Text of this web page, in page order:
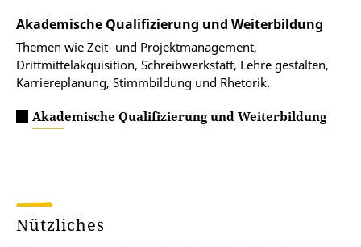
Akademische Qualifizierung und Weiterbildung
Themen wie Zeit- und Projektmanagement,
Drittmittelakquisition, Schreibwerkstatt, Lehre gestalten,
Karriereplanung, Stimmbildung und Rhetorik.
Akademische Qualifizierung und Weiterbildung
Nützliches